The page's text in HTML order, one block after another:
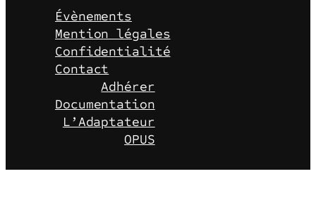
Évènements
Mention légales
Confidentialité
Contact
Adhérer
Documentation
L’Adaptateur
OPUS